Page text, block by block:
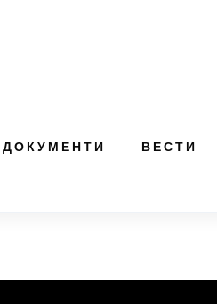
ДОКУМЕНТИ ВЕСТИ